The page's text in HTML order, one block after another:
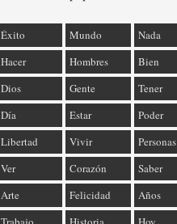
Éxito Mundo
Nada
Hacer Hombres
Bien
Dios Gente
Tener
Día Estar
Poder
Libertad Vivir
Personas
Ver Corazón
Saber
Arte Felicidad
Años